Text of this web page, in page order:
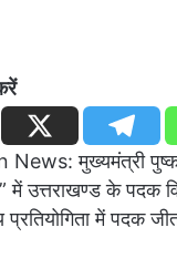
मुख्यमंत्री
में उत्तराखण्ड के पदक
प्रतियोगिता में पदक